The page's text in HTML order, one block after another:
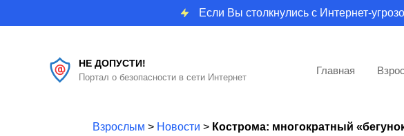
Если Вы столкнулись с Интернет-
НЕ ДОПУСТИ!
Портал о безопасности в сети Интернет
Главная
Взрослым > Новости > Кострома: многократный